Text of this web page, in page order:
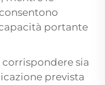
portante
corrispondere sia
prevista